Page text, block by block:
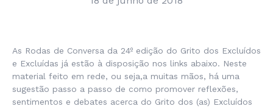
As Rodas de Conversa da 24º edição do Grito dos Excluídos
e Excluídas já estão à disposição nos links abaixo. Neste
material feito em rede, ou seja,a muitas mãos, há uma
sugestão passo a passo de como promover reflexões,
sentimentos e debates acerca do Grito dos (as) Excluídos